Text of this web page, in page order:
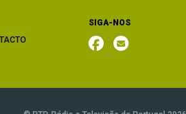
SIGA-NOS